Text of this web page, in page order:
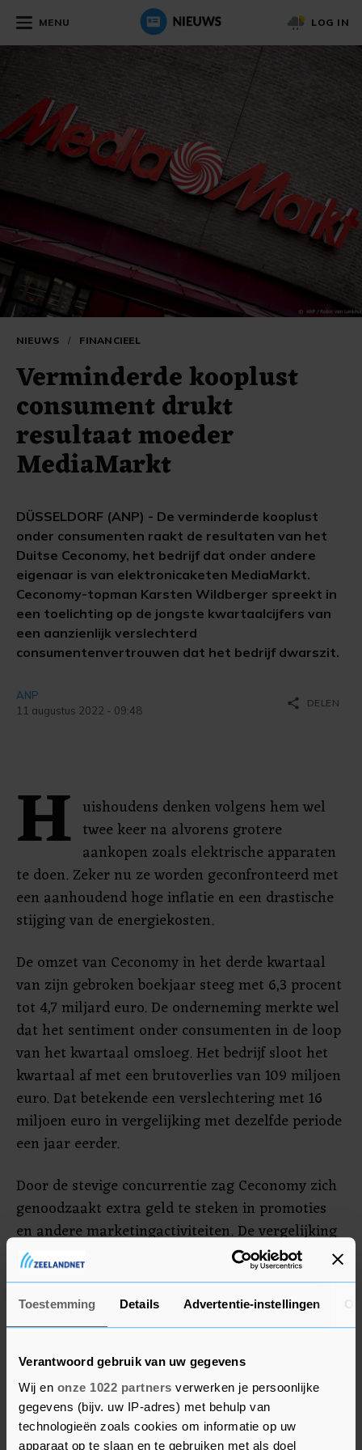
Toestemming Details Advertentie-instellingen
Verantwoord gebruik van uw gegevens
Wij en onze 1022 partners verwerken je persoonlijke
gegevens (bijv. uw IP-adres) met behulp van
technologieën zoals cookies om informatie op uw
apparaat op te slaan en te gebruiken met als doel
MENU LOG IN
NIEUWS / FINANCIEEL
Verminderde kooplust
consument drukt
resultaat moeder
MediaMarkt
DÜSSELDORF (ANP) - De verminderde kooplust
onder consumenten raakt de resultaten van het
Duitse Ceconomy, het bedrijf dat onder andere
eigenaar is van elektronicaketen MediaMarkt.
Ceconomy-topman Karsten Wildberger spreekt in
een toelichting op de jongste kwartaalcijfers van
een aanzienlijk verslechterd
consumentenvertrouwen dat het bedrijf dwarszit.
ANP
11 augustus 2022 - 09:48
share DELEN
H uishoudens denken volgens hem wel
twee keer na alvorens grotere
aankopen zoals elektrische apparaten
te doen. Zeker nu ze worden geconfronteerd met
een aanhoudend hoge inflatie en een drastische
stijging van de energiekosten.
De omzet van Ceconomy in het derde kwartaal
van zijn gebroken boekjaar steeg met 6,3 procent
tot 4,7 miljard euro. De onderneming merkte wel
dat het sentiment onder consumenten in de loop
van het kwartaal omsloeg. Het bedrijf sloot het
kwartaal af met een brutoverlies van 109 miljoen
euro. Dat betekende een verslechtering met 16
miljoen euro in vergelijking met dezelfde periode
een jaar eerder.
Door de stevige concurrentie zag Ceconomy zich
genoodzaakt extra geld te steken in promoties
en andere marketingactiviteiten. De vergelijking
met een jaar eerder gaat ook nog eens mank
door de coronasubsidie van 45 miljoen euro die
destijds werd verkregen.
steeg de omzet van het concern met 3,2 procent
tot 16,5 miljard euro. De brutowinst van
Ceconomy lag met 102 miljoen euro iets onder
het niveau van een jaar eerder.